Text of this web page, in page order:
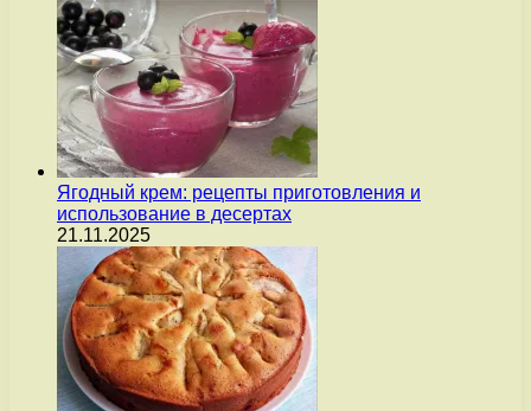
Ягодный крем: рецепты приготовления и
использование в десертах
21.11.2025